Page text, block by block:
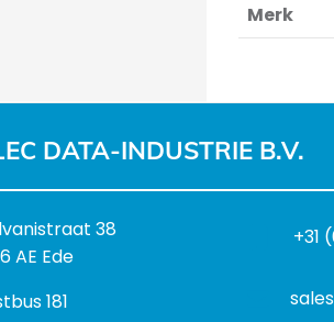
Merk
DATA-INDUSTRIE B.V.
38
AE Ede
181
+31